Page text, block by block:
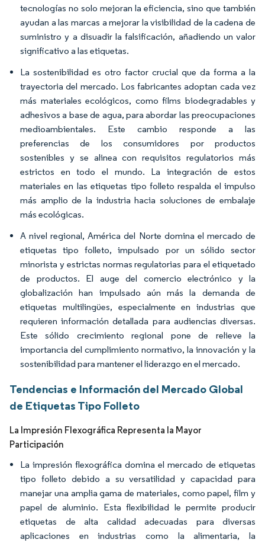
tecnologías no solo mejoran la eficiencia, sino que también
ayudan a las marcas a mejorar la visibilidad de la cadena de
suministro y a disuadir la falsificación, añadiendo un valor
significativo a las etiquetas.
La sostenibilidad es otro factor crucial que da forma a la
trayectoria del mercado. Los fabricantes adoptan cada vez
más materiales ecológicos, como films biodegradables y
adhesivos a base de agua, para abordar las preocupaciones
medioambientales. Este cambio responde a las
preferencias de los consumidores por productos
sostenibles y se alinea con requisitos regulatorios más
estrictos en todo el mundo. La integración de estos
materiales en las etiquetas tipo folleto respalda el impulso
más amplio de la industria hacia soluciones de embalaje
más ecológicas.
A nivel regional, América del Norte domina el mercado de
etiquetas tipo folleto, impulsado por un sólido sector
minorista y estrictas normas regulatorias para el etiquetado
de productos. El auge del comercio electrónico y la
globalización han impulsado aún más la demanda de
etiquetas multilingües, especialmente en industrias que
requieren información detallada para audiencias diversas.
Este sólido crecimiento regional pone de relieve la
importancia del cumplimiento normativo, la innovación y la
sostenibilidad para mantener el liderazgo en el mercado.
Tendencias e Información del Mercado Global
de Etiquetas Tipo Folleto
La Impresión Flexográfica Representa la Mayor
Participación
La impresión flexográfica domina el mercado de etiquetas
tipo folleto debido a su versatilidad y capacidad para
manejar una amplia gama de materiales, como papel, film y
papel de aluminio. Esta flexibilidad le permite producir
etiquetas de alta calidad adecuadas para diversas
aplicaciones en industrias como la alimentaria, la